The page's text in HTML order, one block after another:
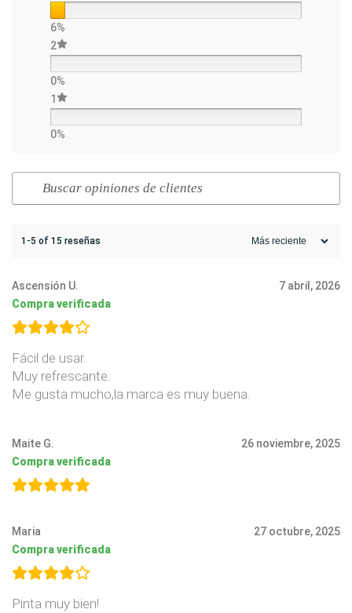
6%
2
0%
1
0%
1-5 of 15 reseñas
Ascensión U.
Compra verificada
7 abril, 2026
Fácil de usar.
Muy refrescante.
Me gusta mucho,la marca es muy buena.
Maite G.
Compra verificada
26 noviembre, 2025
Maria
Compra verificada
27 octubre, 2025
Pinta muy bien!